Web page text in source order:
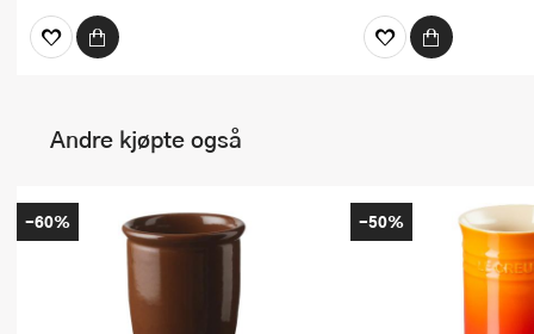
Andre kjøpte også
-60% -50%